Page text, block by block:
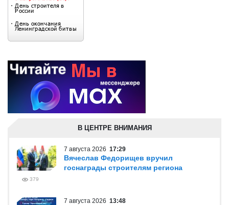
В ЦЕНТРЕ ВНИМАНИЯ
7 августа 2026 17:29
Вячеслав Федорищев вручил
госнаграды строителям региона
379
7 августа 2026 13:48